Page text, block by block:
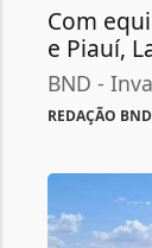
Com
e Piauí,
BND -
REDAÇÃO BND